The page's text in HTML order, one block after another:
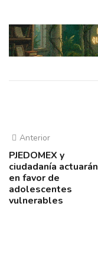
Anterior
PJEDOMEX y
ciudadanía actuarán
en favor de
adolescentes
vulnerables